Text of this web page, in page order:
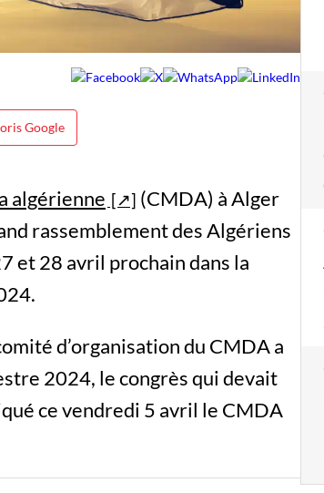
Google
algérienne
(CMDA) à Alger
rassemblement des Algériens
et 28 avril prochain dans la
d’organisation du CMDA a
2024, le congrès qui devait
ce vendredi 5 avril le CMDA